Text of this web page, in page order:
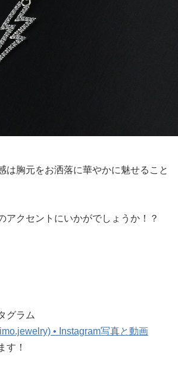
は胸元をお洒落に華やかに魅せること
アクセントにいかがでしょうか！？
グラム
• Instagram写真と動画
す！